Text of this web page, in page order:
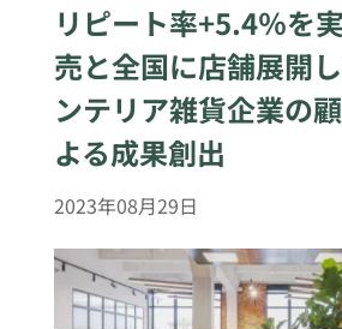
リピート率+5.4％を
売と全国に店舗展開
ンテリア雑貨企業の
よる成果創出
2023年08月29日